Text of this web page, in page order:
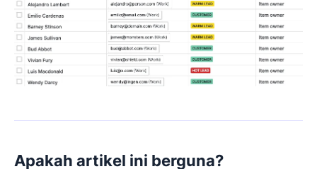
Apakah artikel ini berguna?